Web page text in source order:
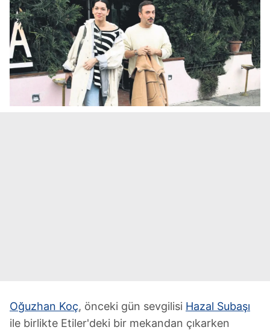
Oğuzhan Koç, önceki gün sevgilisi Hazal Subaşı
ile birlikte Etiler'deki bir mekandan çıkarken